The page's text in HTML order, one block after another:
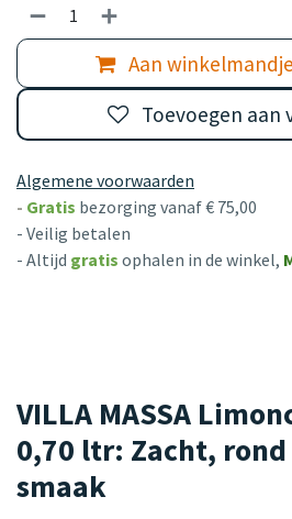
Aan
Toevoegen aan
Algemene voorwaarden
- Gratis bezorging vanaf € 75,00
- Veilig betalen
- Altijd gratis ophalen in de winkel,
VILLA MASSA
0,70 ltr: Zacht,
smaak